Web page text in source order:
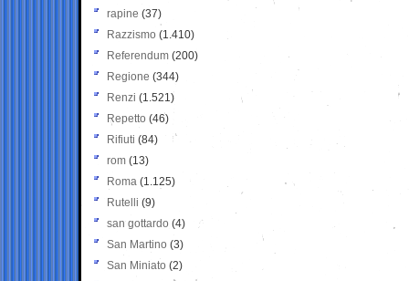
rapine (37)
Razzismo (1.410)
Referendum (200)
Regione (344)
Renzi (1.521)
Repetto (46)
Rifiuti (84)
rom (13)
Roma (1.125)
Rutelli (9)
san gottardo (4)
San Martino (3)
San Miniato (2)